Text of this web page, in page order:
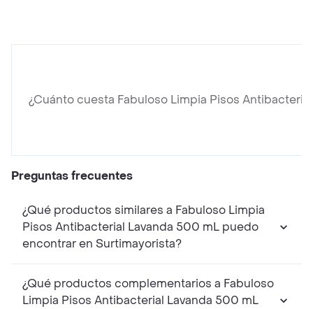
¿Cuánto cuesta Fabuloso Limpia Pisos
Preguntas frecuentes
¿Qué productos similares a Fabuloso Limpia
Pisos Antibacterial Lavanda 500 mL puedo
encontrar en Surtimayorista?
¿Qué productos complementarios a Fabuloso
Limpia Pisos Antibacterial Lavanda 500 mL